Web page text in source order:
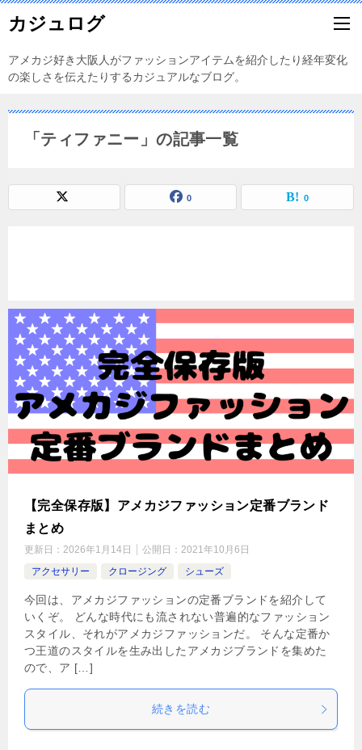
カジュログ
アメカジ好き大阪人がファッションアイテムを紹介したり経年変化
の楽しさを伝えたりするカジュアルなブログ。
「ティファニー」の記事一覧
0 0
【完全保存版】アメカジファッション定番ブランド
まとめ
更新日： 2026年1月14日 公開日： 2021年10月6日
アクセサリー
クロージング シューズ
今回は、アメカジファッションの定番ブランドを紹介して
いくぞ。 どんな時代にも流されない普遍的なファッション
スタイル、それがアメカジファッションだ。 そんな定番か
つ王道のスタイルを生み出したアメカジブランドを集めた
ので、ア […]
続きを読む